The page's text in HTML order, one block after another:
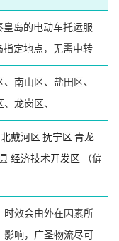
岛的电动车托运服
定地点，无需中转
南山区、盐田区、
龙岗区、
北戴河区 抚宁区 青龙
经济技术开发区 （偏
时效会由外在因素所
影响，广圣物流尽可